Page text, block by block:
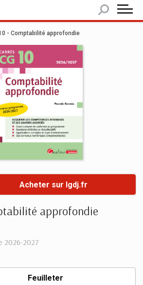
- Comptabilité approfondie
Acheter sur lgdj.fr
approfondie
2026-2027
Feuilleter
cookies